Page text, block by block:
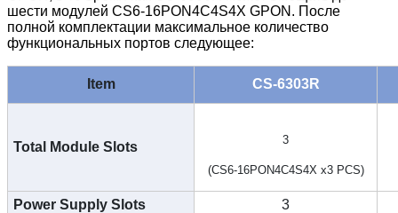
шести модулей CS6-16PON4C4S4X GPON. После
полной комплектации максимальное количество
функциональных портов следующее:
Item CS-6303R
Total Module Slots 3
(CS6-16PON4C4S4X x3 PCS)
Power Supply Slots
3